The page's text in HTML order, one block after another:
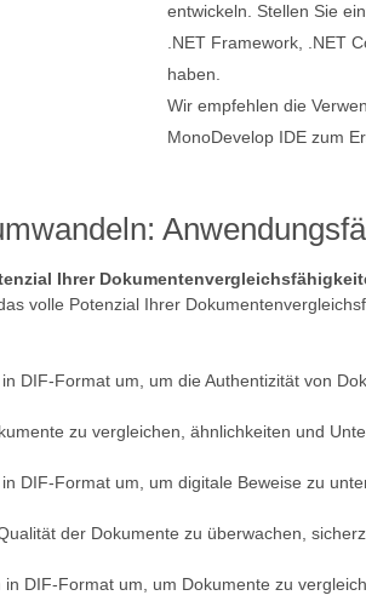
entwickeln. Stellen Sie
.NET Framework, .NET
haben.
Wir empfehlen die
MonoDevelop IDE zum
Ihrer
volle Potenzial Ihrer
DIF-Format um, um die Authentizität von
zu vergleichen, ähnlichkeiten und
DIF-Format um, um digitale Beweise zu
der Dokumente zu überwachen,
in DIF-Format um, um Dokumente zu